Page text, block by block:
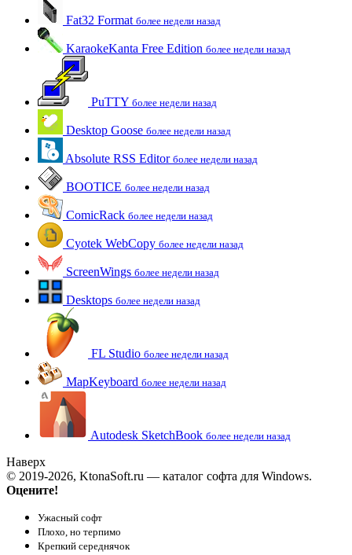
Fat32 Format более недели назад
KaraokeKanta Free Edition более недели назад
PuTTY более недели назад
Desktop Goose более недели назад
Absolute RSS Editor более недели назад
BOOTICE более недели назад
ComicRack более недели назад
Cyotek WebCopy более недели назад
ScreenWings более недели назад
Desktops более недели назад
FL Studio более недели назад
MapKeyboard более недели назад
Autodesk SketchBook более недели назад
Наверх
© 2019-2026, KtonaSoft.ru — каталог софта для Windows.
Оцените!
Ужасный софт
Плохо, но терпимо
Крепкий середнячок